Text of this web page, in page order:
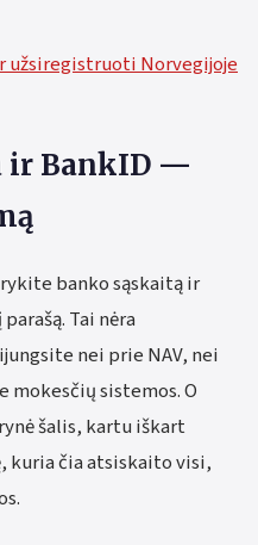
užsiregistruoti Norvegijoje
ir BankID —
banko sąskaitą ir
Tai nėra
nei prie NAV, nei
sistemos. O
šalis, kartu iškart
kuria čia atsiskaito visi,